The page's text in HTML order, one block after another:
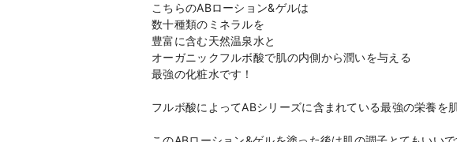
こちらのABローション&ゲルは
数十種類のミネラルを
豊富に含む天然温泉水と
オーガニックフルボ酸で肌の内側から潤いを与える
最強の化粧水です！
フルボ酸によってABシリーズに含まれている最強の栄養を